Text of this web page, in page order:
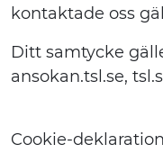
kontaktade oss
Ditt samtycke
ansokan.tsl.se,
Cookie-